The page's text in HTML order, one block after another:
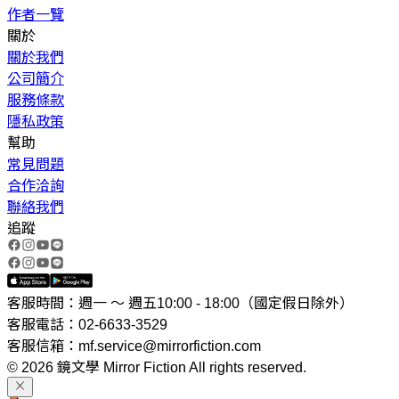
作者一覽
關於
關於我們
公司簡介
服務條款
隱私政策
幫助
常見問題
合作洽詢
聯絡我們
追蹤
客服時間：週一 ～ 週五10:00 - 18:00（國定假日除外）
客服電話：02-6633-3529
客服信箱：mf.service@mirrorfiction.com
© 2026 鏡文學 Mirror Fiction All rights reserved.